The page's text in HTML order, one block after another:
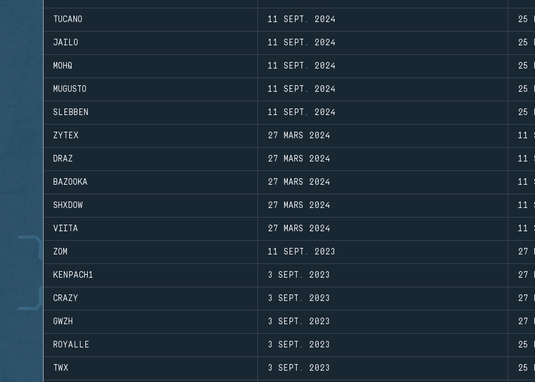
TUCANO 11 SEPT. 2024 25
JAILO 11 SEPT. 2024 25
MOHQ 11 SEPT. 2024 25
MUGUSTO 11 SEPT. 2024 25
SLEBBEN 11 SEPT. 2024 25
ZYTEX 27 MARS 2024 11
DRAZ 27 MARS 2024 11
BAZOOKA 27 MARS 2024 11
SHXDOW 27 MARS 2024 11
VIITA 27 MARS 2024 11
ZOM 11 SEPT. 2023 27
KENPACH1 3 SEPT. 2023 27
CRAZY 3 SEPT. 2023 27
GWZH 3 SEPT. 2023 27
ROYALLE 3 SEPT. 2023 25
TWX 3 SEPT. 2023 25